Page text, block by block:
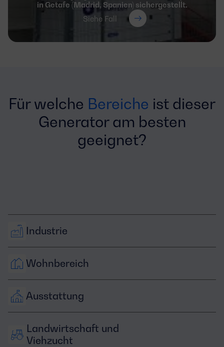
in Getafe (Madrid, Spanien) sichergestellt.
Siehe Fall
Für welche Bereiche ist dieser
Generator am besten
geeignet?
Industrie
Wohnbereich
Ausstattung
Landwirtschaft und
Viehzucht